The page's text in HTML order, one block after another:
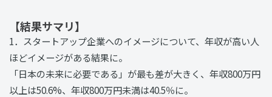
【結果サマリ】
1．スタートアップ企業へのイメージについて、年収が高い人
ほどイメージがある結果に。
「日本の未来に必要である」が最も差が大きく、年収800万円
以上は50.6%、年収800万円未満は40.5％に。